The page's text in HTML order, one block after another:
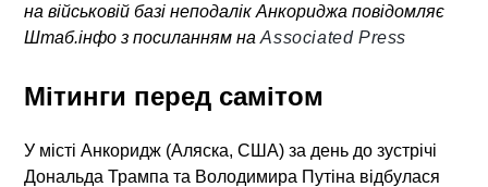
на військовій базі неподалік Анкориджа повідомляє
Штаб.інфо з посиланням наAssociated Press
Мітинги перед самітом
У місті Анкоридж (Аляска, США) за день до зустрічі
Дональда Трампа та Володимира Путіна відбулася